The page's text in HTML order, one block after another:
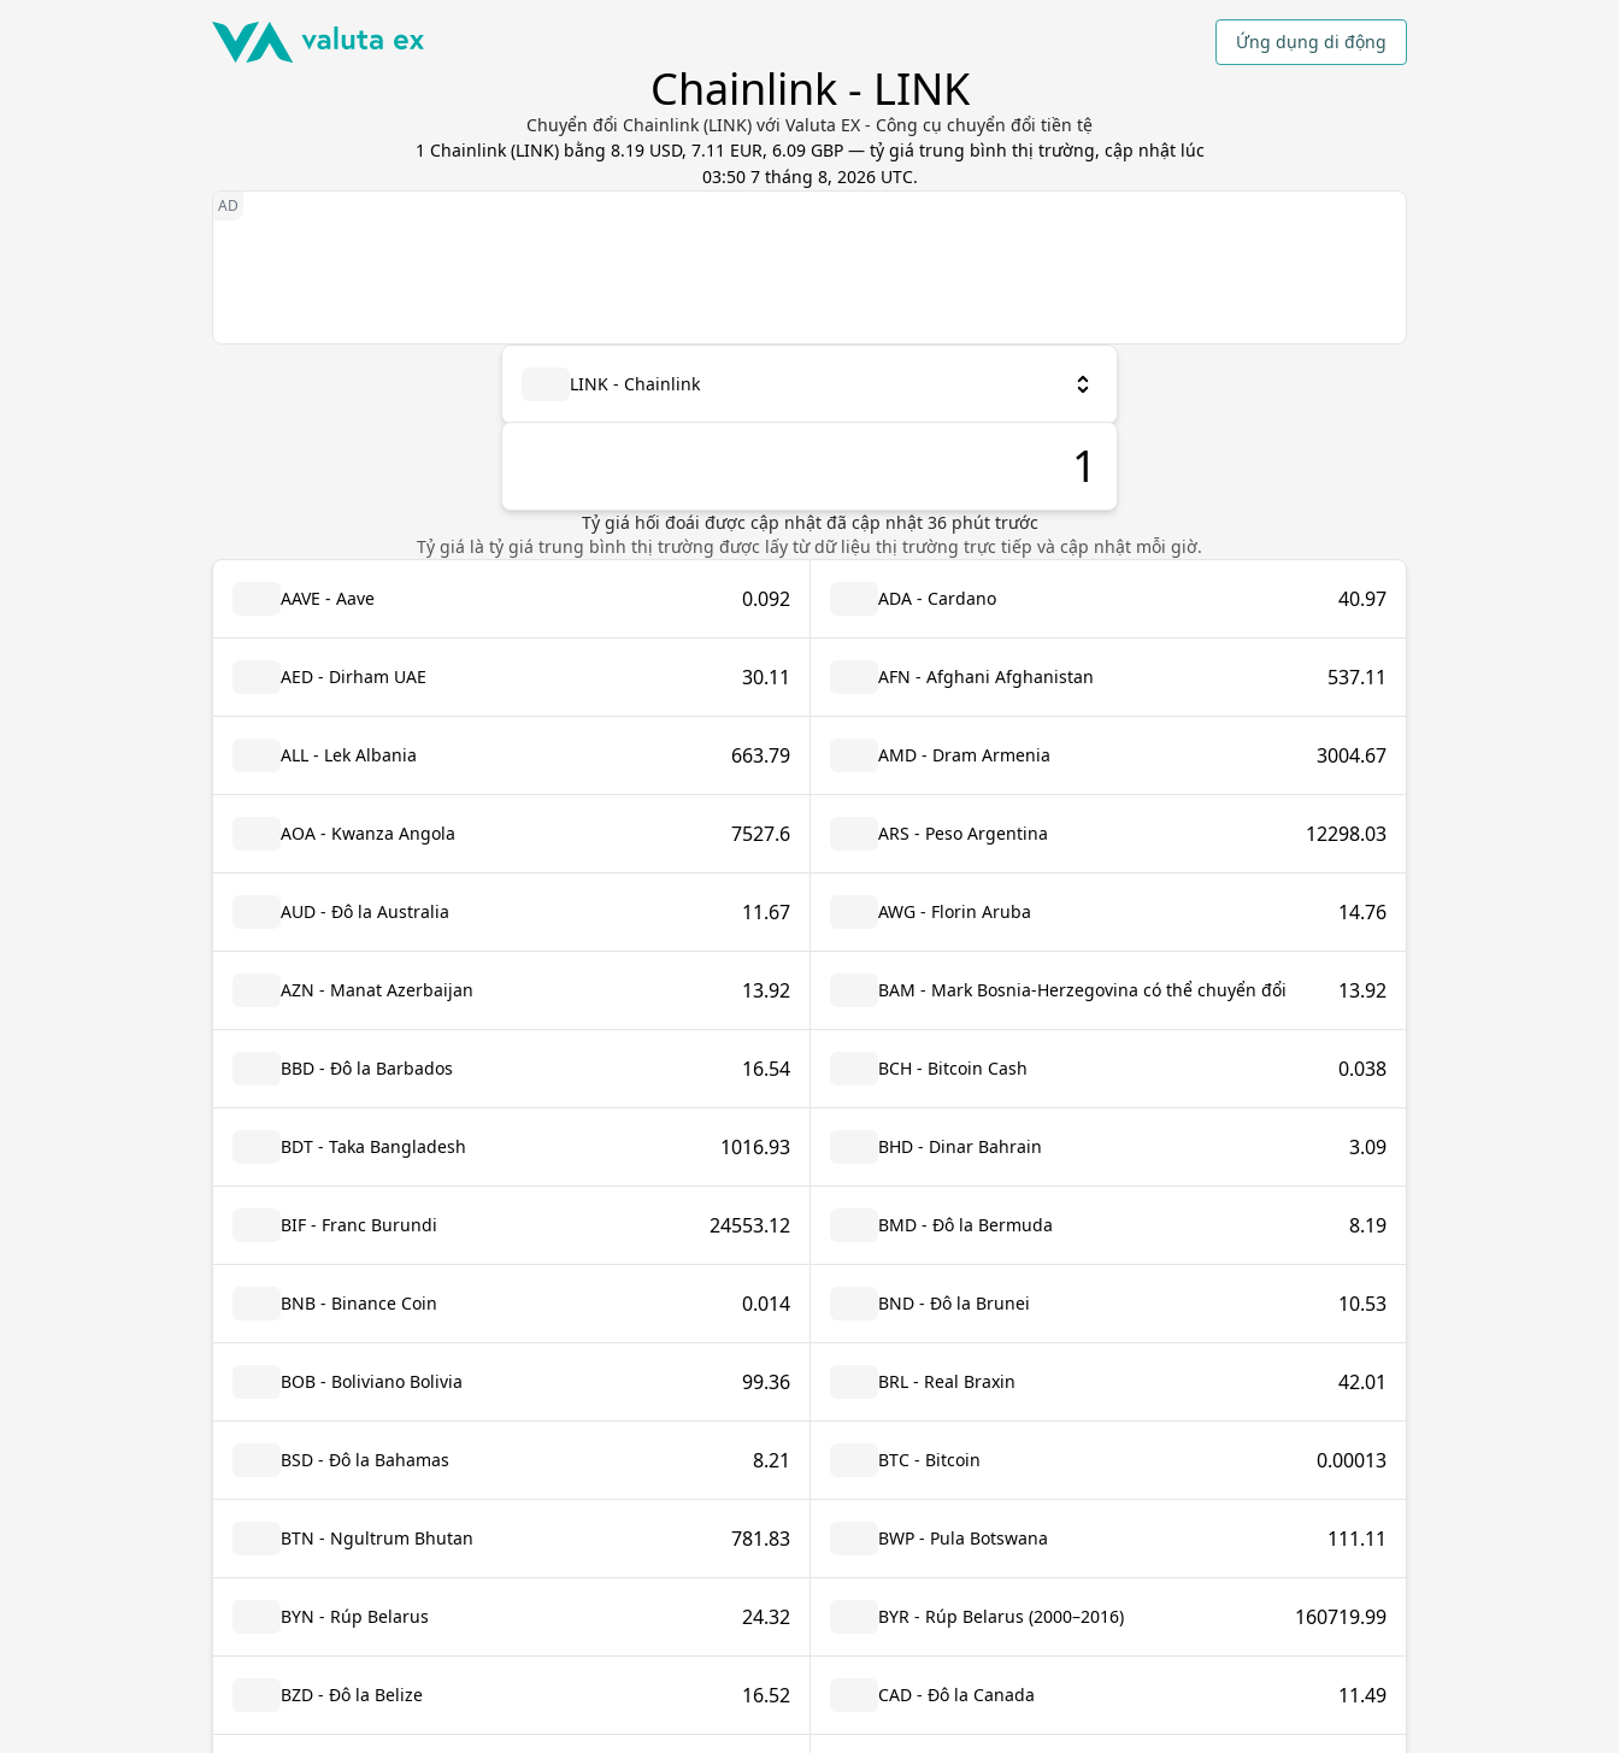
Ứng dụng di động
Chainlink - LINK
Chuyển đổi Chainlink (LINK) với Valuta EX - Công cụ chuyển đổi tiền tệ
1 Chainlink(LINK) bằng 8.19 USD, 7.11 EUR, 6.09 GBP— tỷ giá trung bình thị trường, cập nhật lúc
03:50 7 tháng 8, 2026 UTC.
LINK - Chainlink
Tỷ giá hối đoái được cập nhật đã cập nhật 36phút trước
Tỷ giá là tỷ giá trung bình thị trường được lấy từ dữ liệu thị trường trực tiếp và cập nhật mỗi giờ.
AAVE - Aave 0.092 ADA - Cardano 40.97
AED - Dirham UAE 30.11 AFN - Afghani Afghanistan 537.11
ALL - Lek Albania 663.79 AMD - Dram Armenia 3004.67
AOA - Kwanza Angola 7527.6 ARS - Peso Argentina 12298.03
AUD - Đô la Australia 11.67 AWG - Florin Aruba 14.76
AZN - Manat Azerbaijan 13.92 BAM - Mark Bosnia-Herzegovina có thể chuyển đổi 13.92
BBD - Đô la Barbados 16.54 BCH - Bitcoin Cash 0.038
BDT - Taka Bangladesh 1016.93 BHD - Dinar Bahrain 3.09
BIF - Franc Burundi 24553.12 BMD - Đô la Bermuda 8.19
BNB - Binance Coin 0.014 BND - Đô la Brunei 10.53
BOB - Boliviano Bolivia 99.36 BRL - Real Braxin 42.01
BSD - Đô la Bahamas 8.21 BTC - Bitcoin 0.00013
BTN - Ngultrum Bhutan 781.83 BWP - Pula Botswana 111.11
BYN - Rúp Belarus 24.32 BYR - Rúp Belarus (2000–2016) 160719.99
BZD - Đô la Belize 16.52 CAD - Đô la Canada 11.49